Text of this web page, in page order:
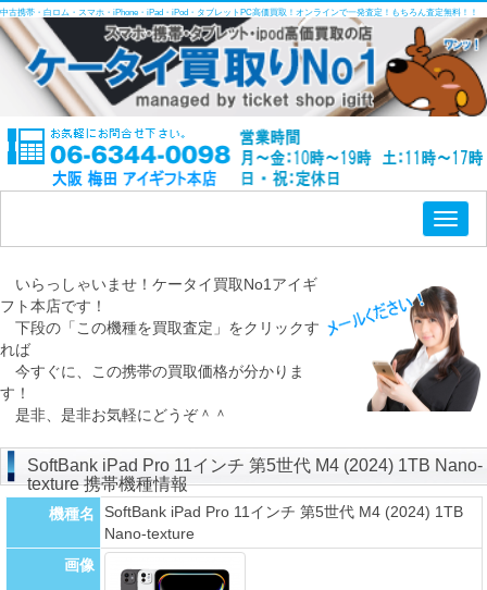
中古携帯・白ロム・スマホ・iPhone・iPad・iPod・タブレットPC高価買取！オンラインで一発査定！もちろん査定無料！！
いらっしゃいませ！ケータイ買取No1アイギ
フト本店です！
下段の「この機種を買取査定」をクリックす
れば
今すぐに、この携帯の買取価格が分かりま
す！
是非、是非お気軽にどうぞ＾＾
SoftBank iPad Pro 11インチ 第5世代 M4 (2024) 1TB Nano-
texture 携帯機種情報
機種名
SoftBank iPad Pro 11インチ 第5世代 M4 (2024) 1TB
Nano-texture
画像